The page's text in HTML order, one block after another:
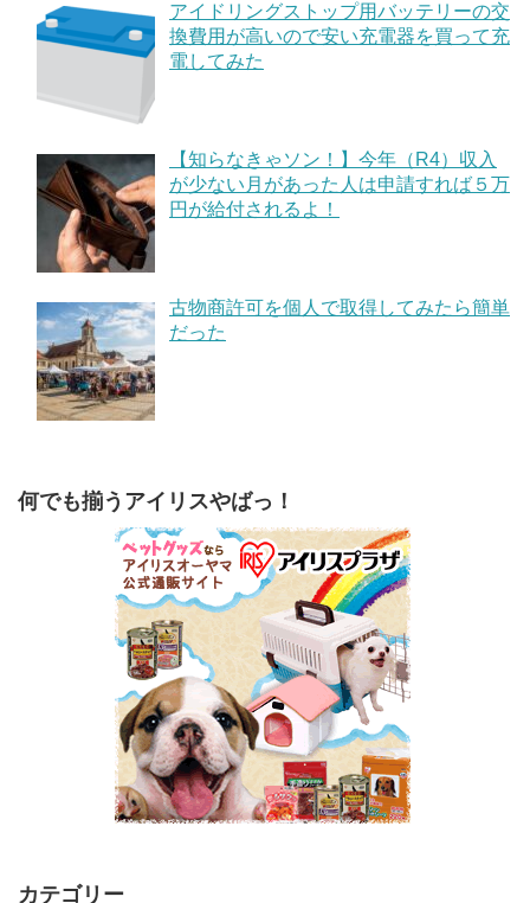
アイドリングストップ用バッテリーの交
換費用が高いので安い充電器を買って充
電してみた
【知らなきゃソン！】今年（R4）収入
が少ない月があった人は申請すれば５万
円が給付されるよ！
古物商許可を個人で取得してみたら簡単
だった
何でも揃うアイリスやばっ！
カテゴリー